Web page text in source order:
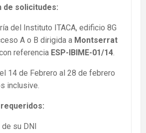
de solicitudes:
del Instituto ITACA, edificio 8G
A o B dirigida a Montserrat
referencia ESP-IBIME-01/14
14 de Febrero al 28 de febrero
inclusive.
su DNI